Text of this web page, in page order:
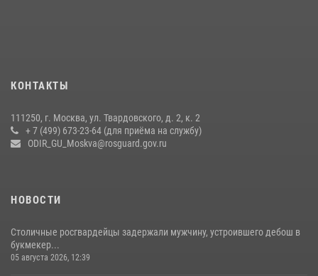
Москве (видео)
В спецподразделении столичного главка Росгвардии завершился
КОНТАКТЫ
111250, г. Москва, ул. Твардовского, д. 2, к. 2
+ 7 (499) 673-23-64 (для приёма на службу)
ODIR_GU_Moskva@rosguard.gov.ru
НОВОСТИ
Столичные росгвардейцы задержали мужчину, устроившего дебош в
букмекер...
05 августа 2026, 12:39